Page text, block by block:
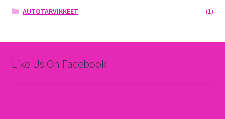
AUTOTARVIKKEET
(1)
Like Us On Facebook